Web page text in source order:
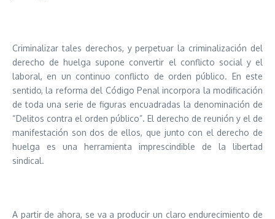
Criminalizar tales derechos, y perpetuar la criminalización del
derecho de huelga supone convertir el conflicto social y el
laboral, en un continuo conflicto de orden público. En este
sentido, la reforma del Código Penal incorpora la modificación
de toda una serie de figuras encuadradas la denominación de
“Delitos contra el orden público”. El derecho de reunión y el de
manifestación son dos de ellos, que junto con el derecho de
huelga es una herramienta imprescindible de la libertad
sindical.
A partir de ahora, se va a producir un claro endurecimiento de